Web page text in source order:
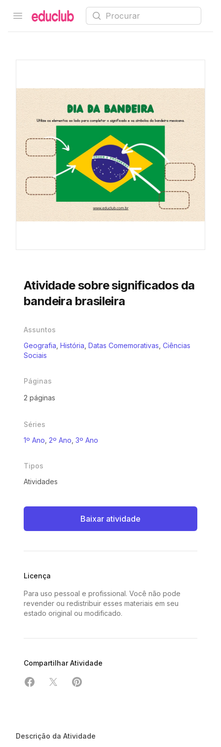
Open menu
Educlub Procurar
Atividade sobre significados da
bandeira brasileira
Assuntos
Geografia História Datas Comemorativas Ciências
Sociais
Páginas
2 páginas
Séries
1º Ano 2º Ano 3º Ano
Tipos
Atividades
Baixar atividade
Licença
Para uso pessoal e profissional. Você não pode
revender ou redistribuir esses materiais em seu
estado original ou modificado.
Compartilhar Atividade
Compartilhar em Facebook
Compartilhar em X
Compartilhar em Pinterest
Descrição da Atividade